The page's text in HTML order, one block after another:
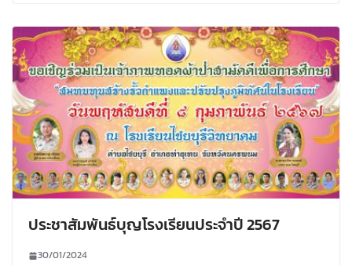
ประชาสัมพันธ์บุญโรงเรียนประจำปี 2567
30/01/2024